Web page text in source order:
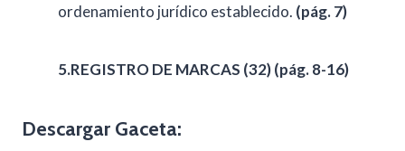
ordenamiento jurídico establecido. (pág. 7)
5.REGISTRO DE MARCAS (32)(pág. 8-16)
Descargar Gaceta: